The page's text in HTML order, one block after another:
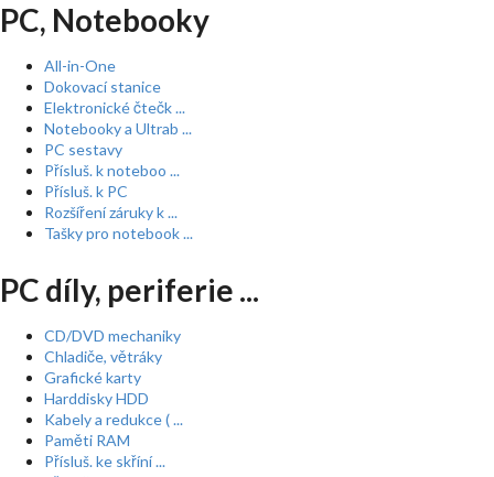
PC, Notebooky
All-in-One
Dokovací stanice
Elektronické čtečk ...
Notebooky a Ultrab ...
PC sestavy
Přísluš. k noteboo ...
Přísluš. k PC
Rozšíření záruky k ...
Tašky pro notebook ...
PC díly, periferie ...
CD/DVD mechaniky
Chladiče, větráky
Grafické karty
Harddisky HDD
Kabely a redukce ( ...
Paměti RAM
Přísluš. ke skříní ...